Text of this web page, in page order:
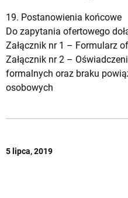
19. Postanowienia końcowe
Do zapytania ofertowego
Załącznik nr 1 – Formularz
Załącznik nr 2 –
formalnych oraz braku
osobowych
5 lipca, 2019